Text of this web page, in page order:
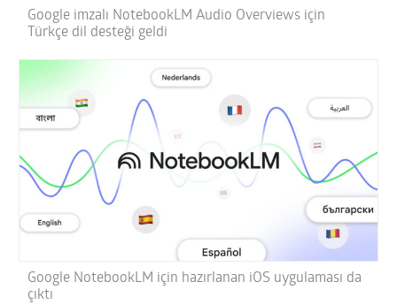
Google imzalı NotebookLM Audio Overviews için
Türkçe dil desteği geldi
Google NotebookLM için hazırlanan iOS uygulaması da
çıktı